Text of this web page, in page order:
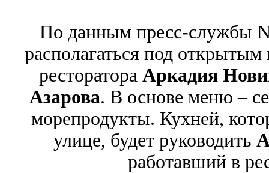
По данным пресс-службы
располагаться под
ресторатора Аркадия
Азарова. В основе меню ‒
морепродукты. Кухней,
улице, будет руководить
работавший в